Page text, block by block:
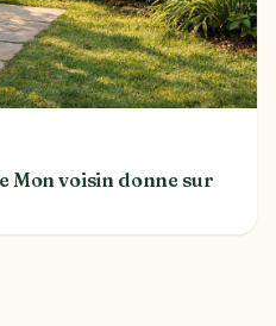
Mon voisin donne sur